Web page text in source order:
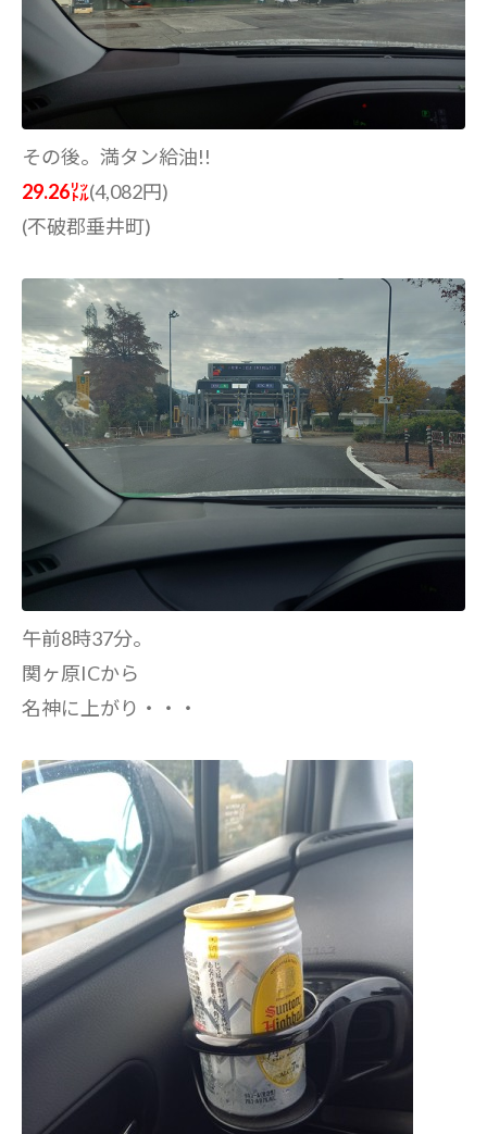
その後。満タン給油!!
29.26㍑(4,082円)
(不破郡垂井町)
午前8時37分。
関ヶ原ICから
名神に上がり・・・